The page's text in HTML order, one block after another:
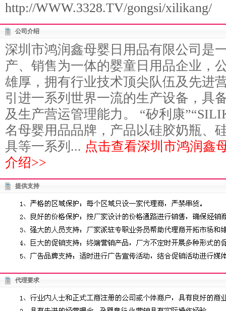
http://WWW.3328.TV/gongsi/xilikang/
公司介绍
深圳市鸿润鑫母婴日用品有限公司是
产、销售为一体的婴童日用品企业，
雄厚，拥有行业技术顶尖队伍及先进
引进一系列世界一流的生产设备，具
及生产营运管理能力。 “矽利康
名母婴用品品牌，产品以硅胶奶瓶、
具等一系列... 点击查看深圳市鸿润鑫
介绍>>
提供支持
代理要求